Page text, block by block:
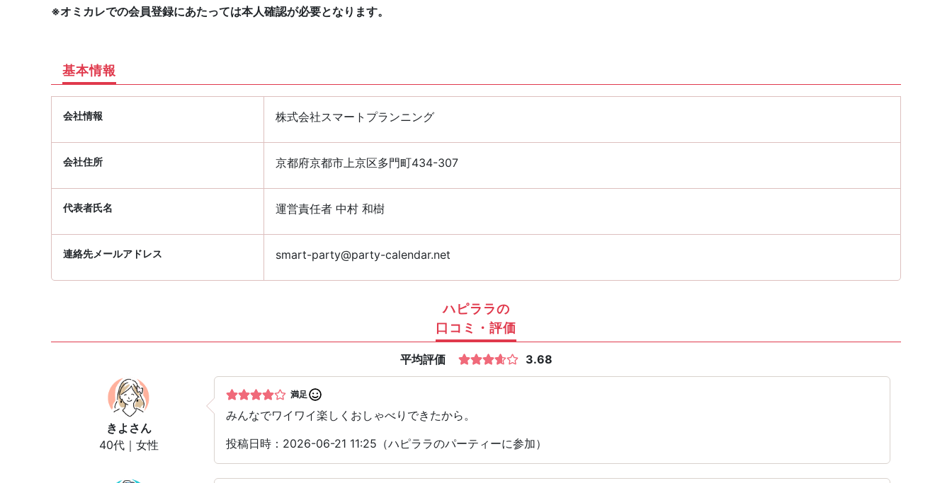
※オミカレでの会員登録にあたっては本人確認が必要となります。
基本情報
会社情報 株式会社スマートプランニング
会社住所 京都府京都市上京区多門町434-307
代表者氏名 運営責任者 中村 和樹
連絡先メールアドレス smart-party@party-calendar.net
ハピララの
口コミ・評価
平均評価 3.68
きよ さん
40代｜女性
満足
みんなでワイワイ楽しくおしゃべりできたから。
投稿日時：2026-06-21 11:25（ハピララのパーティーに参加）